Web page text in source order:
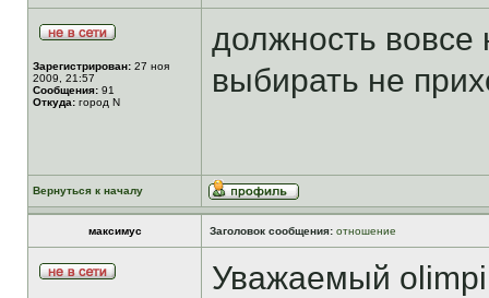
Зарегистрирован: 27 ноя
2009, 21:57
Сообщения: 91
Откуда: город N
должность
выбирать не
Вернуться к началу
максимус Заголовок сообщения: отношение
Уважаемый